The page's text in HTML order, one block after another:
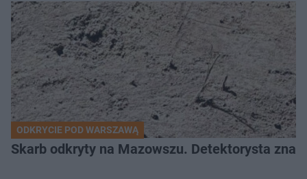
ODKRYCIE POD WARSZAWĄ
Skarb odkryty na Mazowszu. Detektorysta